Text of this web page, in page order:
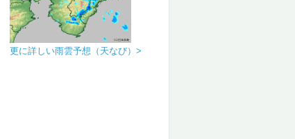
更に詳しい雨雲予想（天なび）>